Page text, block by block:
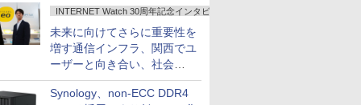
INTERNET Watch 30周年記念インタビュー
未来に向けてさらに重要性を
増す通信インフラ、関西でユ
ーザーと向き合い、社会
の“あたらしい”を起動し続け
る～オプテージ
Synology、non-ECC DDR4